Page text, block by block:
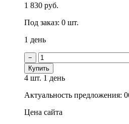
1 830 руб.
Под заказ: 0 шт.
1 день
−
Купить
4 шт. 1 день
Актуальность предложения:
Цена сайта